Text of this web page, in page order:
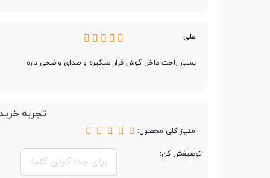
مقاومت در برابر آب
SBC و همچنین HiFi
علی
بسیار راحت داخل گوش قرار میگیره و صدای واضحی داره
تجربه
امتیاز کلی محصول:
توصیفش کن: